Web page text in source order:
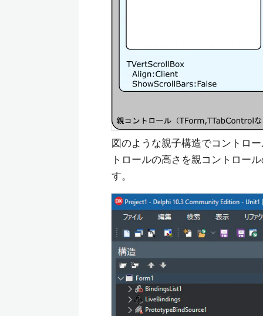
図のような親子構造でコントロ
トロールの高さを親コントロー
す。